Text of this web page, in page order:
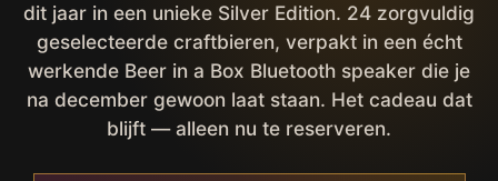
dit jaar in een unieke Silver Edition. 24 zorgvuldig
geselecteerde craftbieren, verpakt in een écht
werkende Beer in a Box Bluetooth speaker die je
na december gewoon laat staan. Het cadeau dat
blijft — alleen nu te reserveren.